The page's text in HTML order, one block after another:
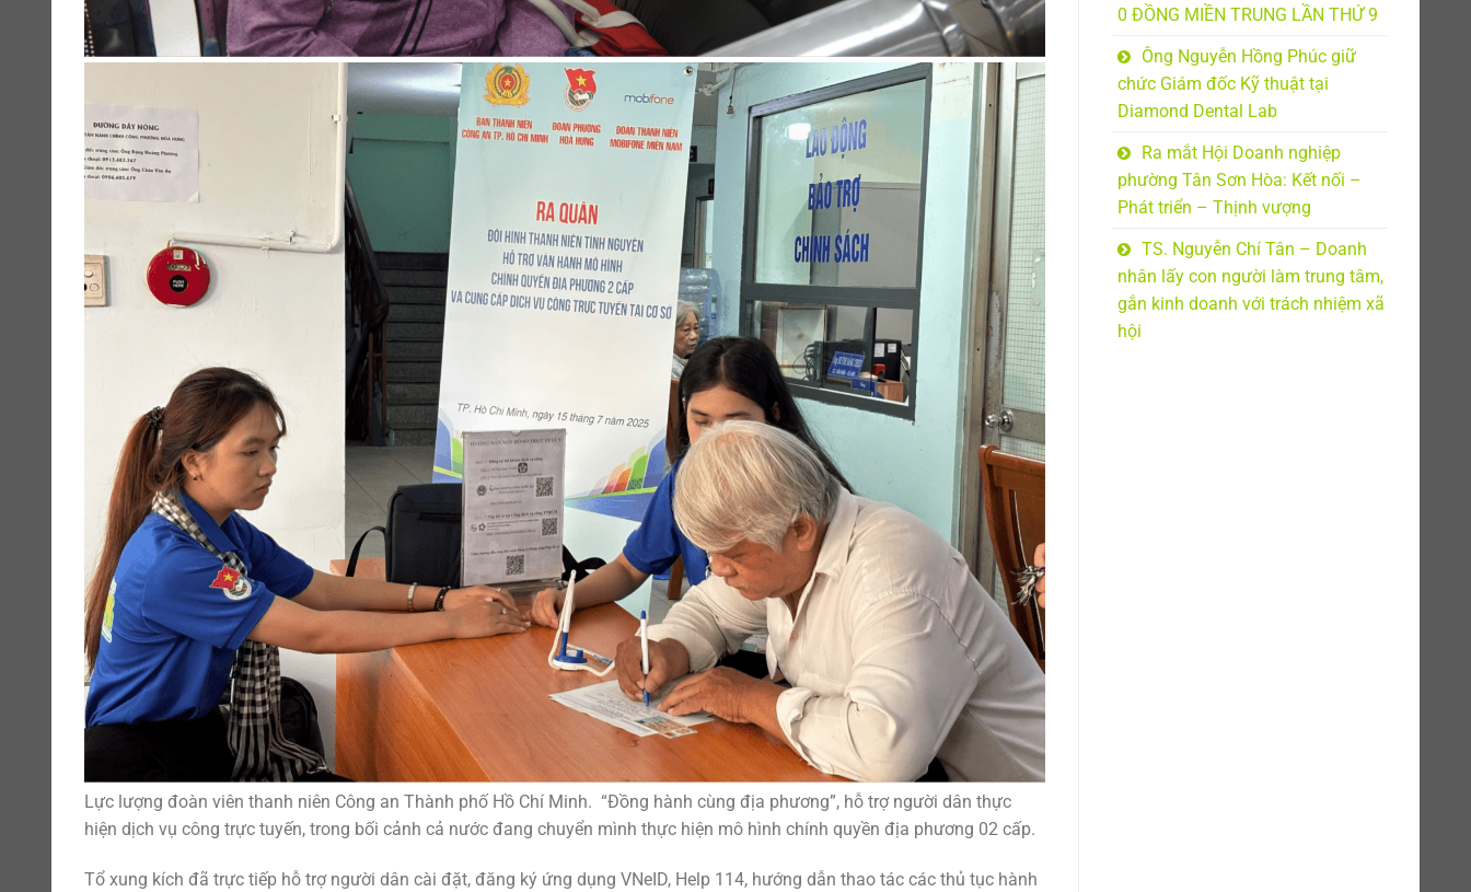
Lực lượng đoàn viên thanh niên Công an Thành phố Hồ Chí Minh. “Đồng hành cùng địa phương”, hỗ trợ người dân thực
hiện dịch vụ công trực tuyến, trong bối cảnh cả nước đang chuyển mình thực hiện mô hình chính quyền địa phương 02 cấp.
Tổ xung kích đã trực tiếp hỗ trợ người dân cài đặt, đăng ký ứng dụng VNeID, Help 114, hướng dẫn thao tác các thủ tục hành
0 ĐỒNG MIỀN TRUNG LẦN THỨ 9
Ông Nguyễn Hồng Phúc giữ
chức Giám đốc Kỹ thuật tại
Diamond Dental Lab
Ra mắt Hội Doanh nghiệp
phường Tân Sơn Hòa: Kết nối –
Phát triển – Thịnh vượng
TS. Nguyễn Chí Tân – Doanh
nhân lấy con người làm trung tâm,
gắn kinh doanh với trách nhiệm xã
hội